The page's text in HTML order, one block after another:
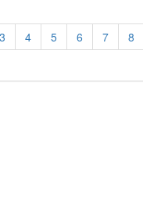
3 4 5 6 7 8